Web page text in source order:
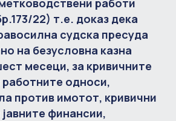
работи
22) т.е. доказ дека
судска пресуда
на безусловна казна
месеци, за кривичните
односи,
против имотот, кривични
финансии,